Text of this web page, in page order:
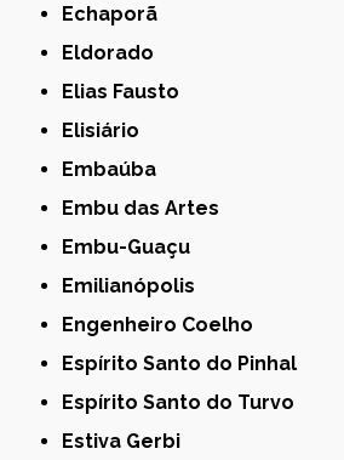
Echaporã
Eldorado
Elias Fausto
Elisiário
Embaúba
Embu das Artes
Embu-Guaçu
Emilianópolis
Engenheiro Coelho
Espírito Santo do Pinhal
Espírito Santo do Turvo
Estiva Gerbi